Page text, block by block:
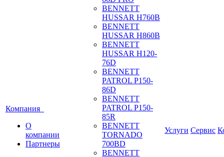
Компания
О
компании
Партнеры
BENNETT
HUSSAR H760B
BENNETT
HUSSAR H860B
BENNETT
HUSSAR H120-
76D
BENNETT
PATROL P150-
86D
BENNETT
PATROL P150-
85R
BENNETT
TORNADO
700BD
BENNETT
Услуги Сервис